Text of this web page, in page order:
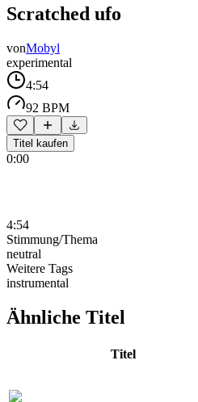
Scratched ufo
vonMobyl
experimental
4:54
92 BPM
Titel kaufen
0:00
4:54
Stimmung/Thema
neutral
Weitere Tags
instrumental
Ähnliche Titel
Titel